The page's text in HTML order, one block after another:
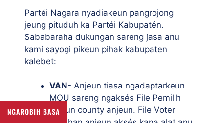
Partéi Nagara nyadiakeun pangrojong
jeung pituduh ka Partéi Kabupatén.
Sababaraha dukungan sareng jasa anu
kami sayogi pikeun pihak kabupaten
kalebet:
VAN- Anjeun tiasa ngadaptarkeun
MOU sareng ngaksés File Pemilih
pikeun county anjeun. File Voter
NGAROBIH BASA